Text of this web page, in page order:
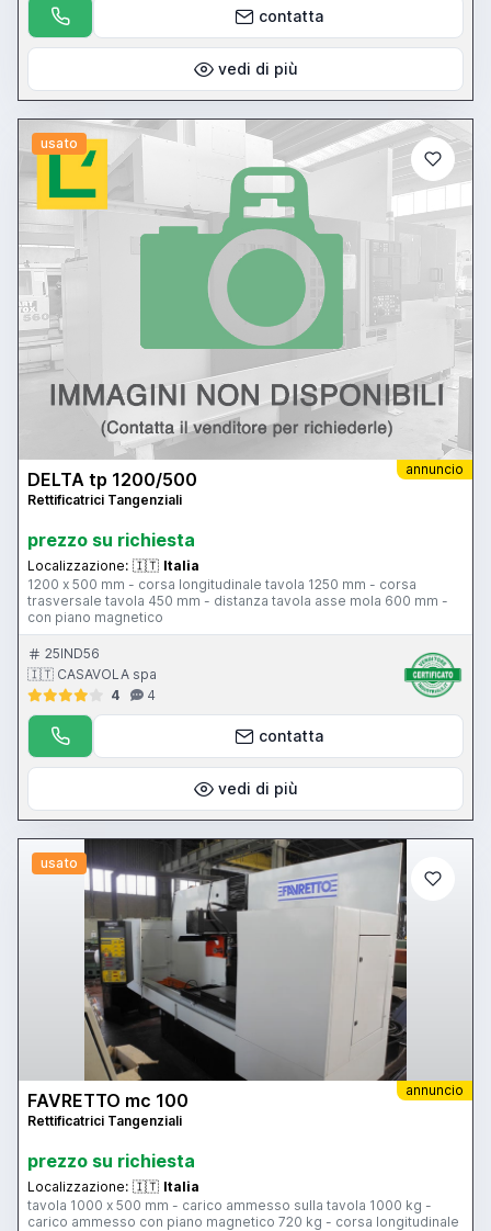
contatta
vedi di più
usato
annuncio
DELTA tp 1200/500
Rettificatrici Tangenziali
prezzo su richiesta
Localizzazione: 🇮🇹 Italia
1200 x 500 mm - corsa longitudinale tavola 1250 mm - corsa
trasversale tavola 450 mm - distanza tavola asse mola 600 mm -
con piano magnetico
25IND56
🇮🇹 CASAVOLA spa
4
4
contatta
vedi di più
usato
annuncio
FAVRETTO mc 100
Rettificatrici Tangenziali
prezzo su richiesta
Localizzazione: 🇮🇹 Italia
tavola 1000 x 500 mm - carico ammesso sulla tavola 1000 kg -
carico ammesso con piano magnetico 720 kg - corsa longitudinale